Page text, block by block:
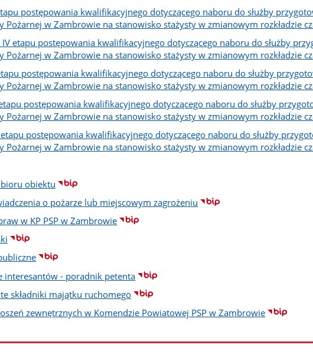
postępowania kwalifikacyjnego dotyczącego naboru do służby
Pożarnej w Zambrowie na stanowisko stażysty w zmianowym rozkładzie
IV etapu postępowania kwalifikacyjnego dotyczącego naboru do służby
Pożarnej w Zambrowie na stanowisko stażysty w zmianowym rozkładzie
postępowania kwalifikacyjnego dotyczącego naboru do służby
Pożarnej w Zambrowie na stanowisko stażysty w zmianowym rozkładzie
postępowania kwalifikacyjnego dotyczącego naboru do służby
Pożarnej w Zambrowie na stanowisko stażysty w zmianowym rozkładzie
etapu postępowania kwalifikacyjnego dotyczącego naboru do służby
Pożarnej w Zambrowie na stanowisko stażysty w zmianowym rozkładzie
obiektu
o pożarze lub miejscowym zagrożeniu
w KP PSP w Zambrowie
interesantów - poradnik petenta
składniki majątku ruchomego
zewnętrznych w Komendzie Powiatowej PSP w Zambrowie